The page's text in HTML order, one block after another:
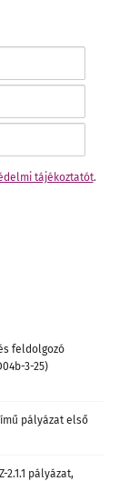
tájékoztatót.
feldolgozó
3-25)
pályázat első
2.1.1 pályázat,